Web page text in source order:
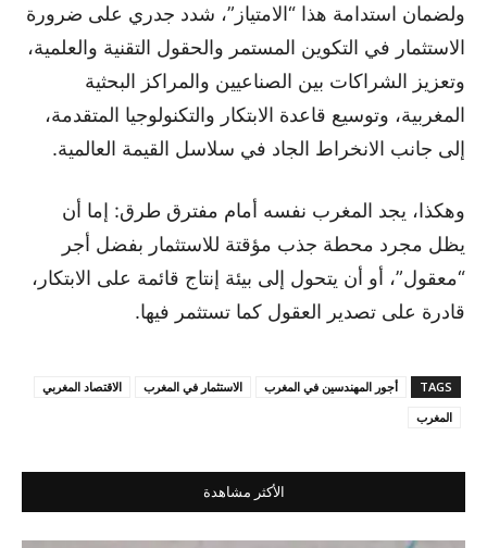
ولضمان استدامة هذا “الامتياز”، شدد جدري على ضرورة
الاستثمار في التكوين المستمر والحقول التقنية والعلمية،
وتعزيز الشراكات بين الصناعيين والمراكز البحثية
المغربية، وتوسيع قاعدة الابتكار والتكنولوجيا المتقدمة،
إلى جانب الانخراط الجاد في سلاسل القيمة العالمية.
وهكذا، يجد المغرب نفسه أمام مفترق طرق: إما أن
يظل مجرد محطة جذب مؤقتة للاستثمار بفضل أجر
“معقول”، أو أن يتحول إلى بيئة إنتاج قائمة على الابتكار،
قادرة على تصدير العقول كما تستثمر فيها.
TAGS أجور المهندسين في المغرب الاستثمار في المغرب
الاقتصاد المغربي
المغرب
الأكثر مشاهدة